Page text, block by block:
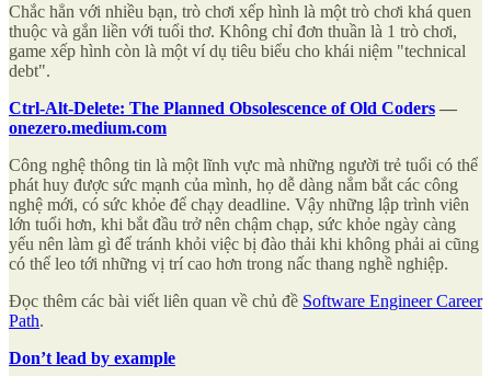
Chắc hẳn với nhiều bạn, trò chơi xếp hình là một trò chơi khá quen
thuộc và gắn liền với tuổi thơ. Không chỉ đơn thuần là 1 trò chơi,
game xếp hình còn là một ví dụ tiêu biểu cho khái niệm "technical
debt".
Ctrl-Alt-Delete: The Planned Obsolescence of Old Coders —
onezero.medium.com
Công nghệ thông tin là một lĩnh vực mà những người trẻ tuổi có thể
phát huy được sức mạnh của mình, họ dễ dàng nắm bắt các công
nghệ mới, có sức khỏe để chạy deadline. Vậy những lập trình viên
lớn tuổi hơn, khi bắt đầu trở nên chậm chạp, sức khỏe ngày càng
yếu nên làm gì để tránh khỏi việc bị đào thải khi không phải ai cũng
có thể leo tới những vị trí cao hơn trong nấc thang nghề nghiệp.
Đọc thêm các bài viết liên quan về chủ đề Software Engineer Career
Path.
Don’t lead by example